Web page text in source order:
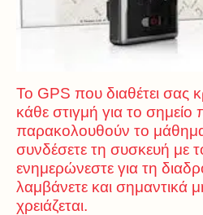
Το GPS που διαθέτει σας
κάθε στιγμή για το σημείο
παρακολουθούν το
συνδέσετε τη συσκευή με
ενημερώνεστε για τη
λαμβάνετε και σημαντικά
χρειάζεται.